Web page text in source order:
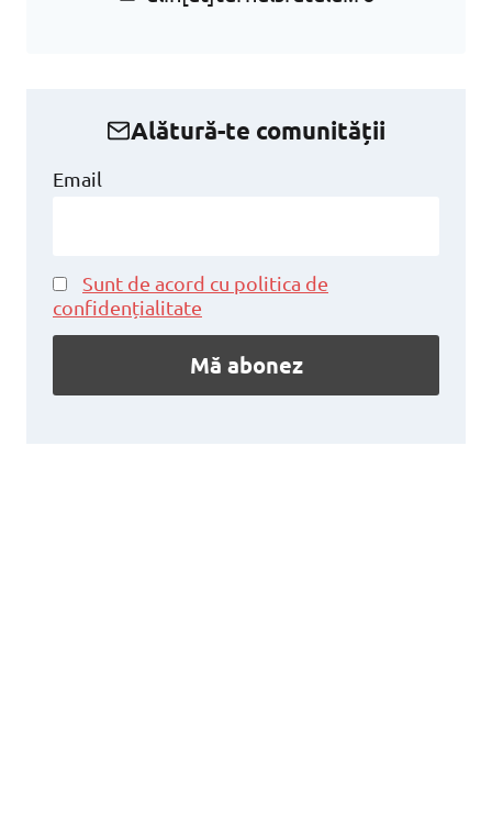
Alătură-te comunității
Email
Sunt de acord cu politica de
confidențialitate